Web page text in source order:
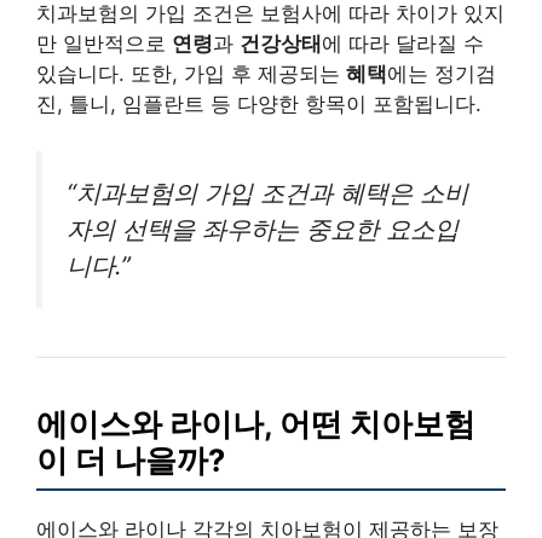
치과보험의 가입 조건은 보험사에 따라 차이가 있지
만 일반적으로 연령과 건강상태 에 따라 달라질 수
있습니다. 또한, 가입 후 제공되는 혜택에는 정기검
진, 틀니, 임플란트 등 다양한 항목이 포함됩니다.
“치과보험의 가입 조건과 혜택은 소비
자의 선택을 좌우하는 중요한 요소입
니다.”
에이스와 라이나, 어떤 치아보험
이 더 나을까?
에이스와 라이나 각각의 치아보험이 제공하는 보장